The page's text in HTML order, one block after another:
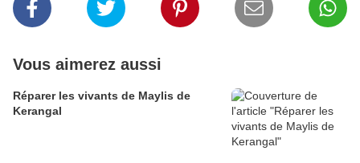
Vous aimerez aussi
Réparer les vivants de Maylis de
Kerangal